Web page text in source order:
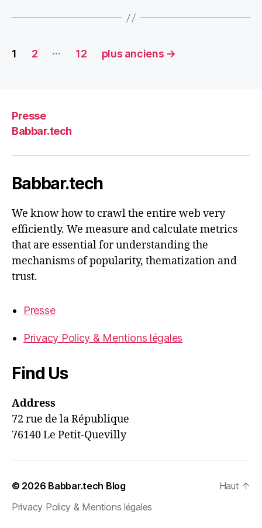
Pagination
1 2 … 12 plus anciens →
Presse
Babbar.tech
Babbar.tech
We know how to crawl the entire web very
efficiently. We measure and calculate metrics
that are essential for understanding the
mechanisms of popularity, thematization and
trust.
Presse
Privacy Policy & Mentions légales
Find Us
Address
72 rue de la République
76140 Le Petit-Quevilly
© 2026 Babbar.tech Blog
Privacy Policy & Mentions légales
Haut ↑